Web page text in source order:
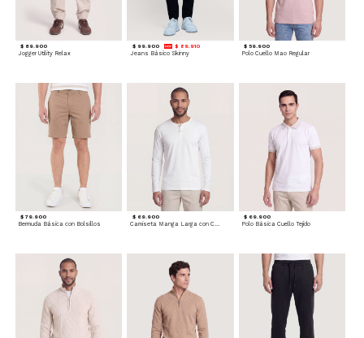
$ 89.900
Jogger Utility Relax
$ 99.900 $ 89.910
Jeans Básico Skinny
$ 59.900
Polo Cuello Mao Regular
$ 79.900
Bermuda Básica con Bolsillos
$ 69.900 $ 69.900
Polo Básica Cuello Tejido